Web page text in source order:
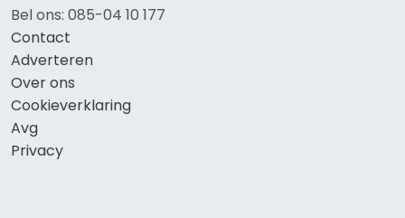
Bel ons: 085-04 10 177
Contact
Adverteren
Over ons
Cookieverklaring
Avg
Privacy